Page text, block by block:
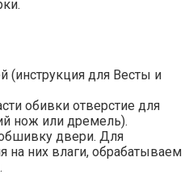
(инструкция для Весты и
обивки отверстие для
нож или дремель).
двери. Для
на них влаги, обрабатываем